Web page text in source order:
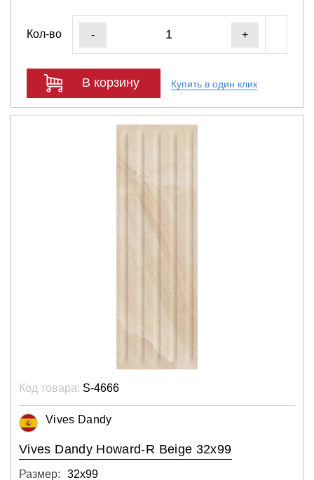
Кол-во - +
В корзину Купить в один клик
Код товара: S-4666
Vives Dandy
Vives Dandy Howard-R Beige 32x99
Размер: 32х99